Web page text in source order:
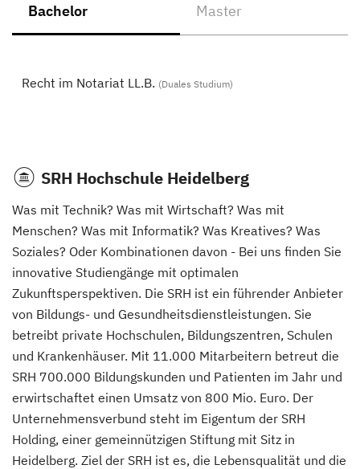
Bachelor Master
Recht im Notariat LL.B. (Duales Studium)
SRH Hochschule Heidelberg
Was mit Technik? Was mit Wirtschaft? Was mit
Menschen? Was mit Informatik? Was Kreatives? Was
Soziales? Oder Kombinationen davon - Bei uns finden Sie
innovative Studiengänge mit optimalen
Zukunftsperspektiven. Die SRH ist ein führender Anbieter
von Bildungs- und Gesundheitsdienstleistungen. Sie
betreibt private Hochschulen, Bildungszentren, Schulen
und Krankenhäuser. Mit 11.000 Mitarbeitern betreut die
SRH 700.000 Bildungskunden und Patienten im Jahr und
erwirtschaftet einen Umsatz von 800 Mio. Euro. Der
Unternehmensverbund steht im Eigentum der SRH
Holding, einer gemeinnützigen Stiftung mit Sitz in
Heidelberg. Ziel der SRH ist es, die Lebensqualität und die